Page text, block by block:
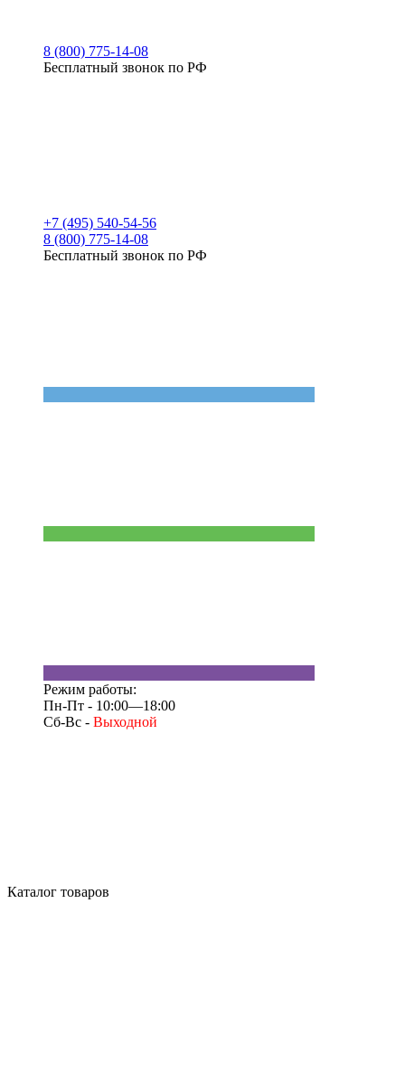
8 (800) 775-14-08
Бесплатный звонок по РФ
+7 (495) 540-54-56
8 (800) 775-14-08
Бесплатный звонок по РФ
Режим работы:
Пн-Пт - 10:00—18:00
Сб-Вс - Выходной
Каталог товаров